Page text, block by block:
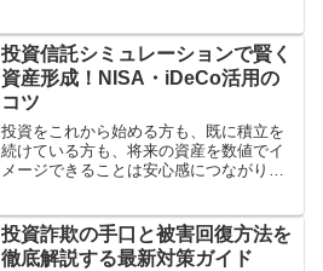
になるのが、長期・分散・積立を基本と
する「投資信託」です。...
投資信託シミュレーションで賢く
資産形成！NISA・iDeCo活用の
コツ
投資をこれから始める方も、既に積立を
続けている方も、将来の資産を数値でイ
メージできることは安心感につながりま
の設定方法、また、信託報酬などのコス
トを反映したネットリタ...
投資詐欺の手口と被害回復方法を
徹底解説する最新対策ガイド